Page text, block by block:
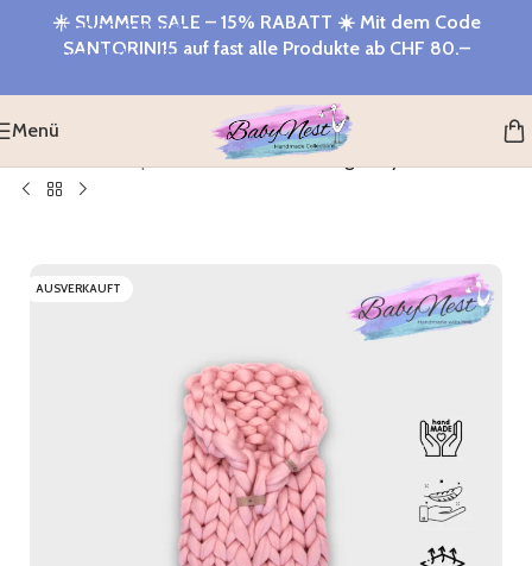
Zur Navigation springen
Zum Hauptinhalt springen
☀️ SUMMER SALE – 15% RABATT ☀️ Mit dem Code
SANTORINI15 auf fast alle Produkte ab CHF 80.–
Menü
Fusssack Frontöffnung Baby Pink
AUSVERKAUFT